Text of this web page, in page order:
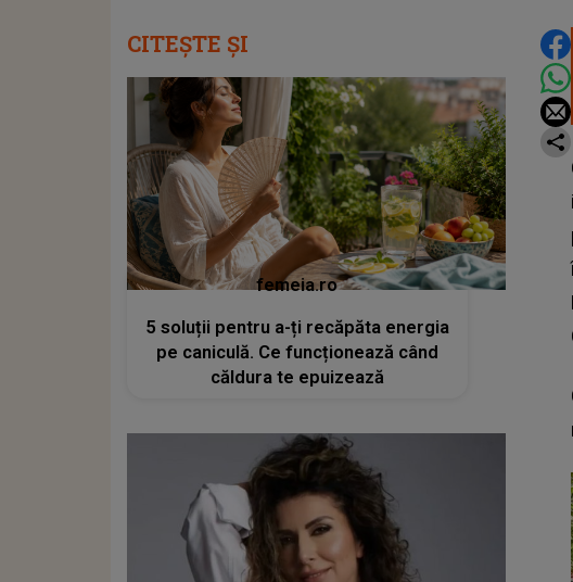
CITEȘTE ȘI
femeia.ro
5 soluții pentru a-ți recăpăta energia
pe caniculă. Ce funcționează când
căldura te epuizează